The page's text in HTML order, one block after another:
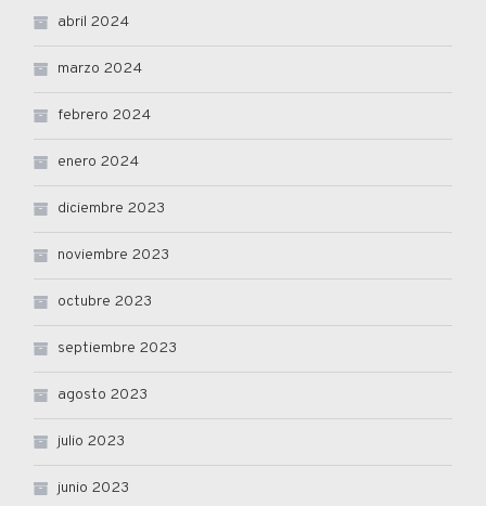
abril 2024
marzo 2024
febrero 2024
enero 2024
diciembre 2023
noviembre 2023
octubre 2023
septiembre 2023
agosto 2023
julio 2023
junio 2023